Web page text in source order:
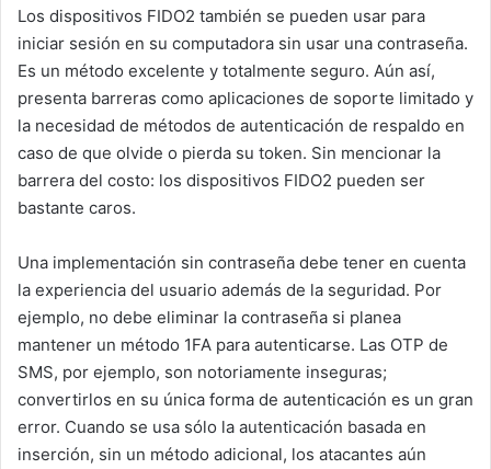
Los dispositivos FIDO2 también se pueden usar para
iniciar sesión en su computadora sin usar una contraseña.
Es un método excelente y totalmente seguro. Aún así,
presenta barreras como aplicaciones de soporte limitado y
la necesidad de métodos de autenticación de respaldo en
caso de que olvide o pierda su token. Sin mencionar la
barrera del costo: los dispositivos FIDO2 pueden ser
bastante caros.
Una implementación sin contraseña debe tener en cuenta
la experiencia del usuario además de la seguridad. Por
ejemplo, no debe eliminar la contraseña si planea
mantener un método 1FA para autenticarse. Las OTP de
SMS, por ejemplo, son notoriamente inseguras;
convertirlos en su única forma de autenticación es un gran
error. Cuando se usa sólo la autenticación basada en
inserción, sin un método adicional, los atacantes aún